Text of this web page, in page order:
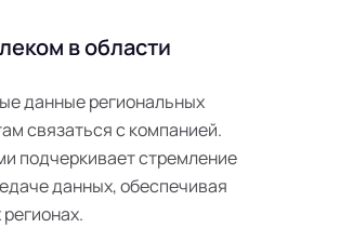
в области
данные региональных
связаться с компанией.
подчеркивает стремление
данных, обеспечивая